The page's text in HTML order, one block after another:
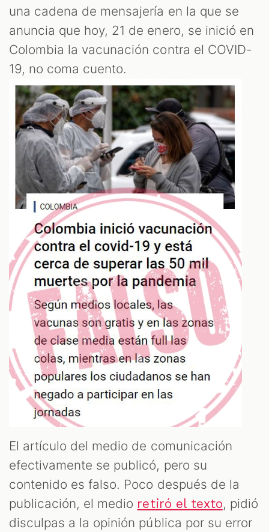
una cadena de mensajería en la que se
anuncia que hoy, 21 de enero, se inició en
Colombia la vacunación contra el COVID-
19, no coma cuento.
El artículo del medio de comunicación
efectivamente se publicó, pero su
contenido es falso. Poco después de la
publicación, el medio retiró el texto, pidió
disculpas a la opinión pública por su error